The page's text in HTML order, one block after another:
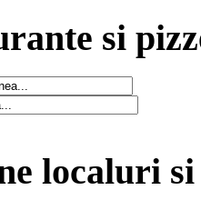
si
localuri